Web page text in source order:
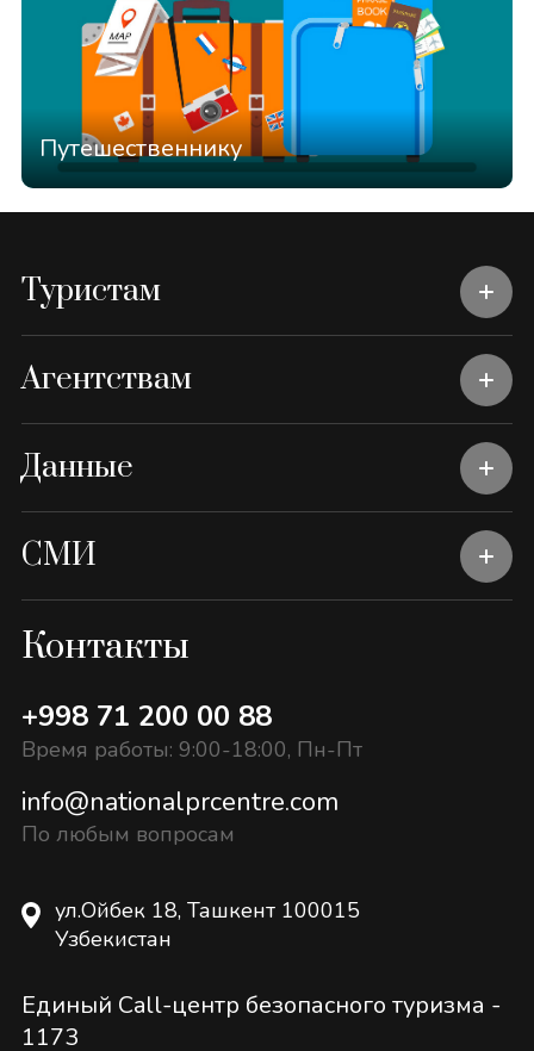
Путешественнику
Туристам
Агентствам
Данные
СМИ
Контакты
+998 71 200 00 88
Время работы: 9:00-18:00, Пн-Пт
info@nationalprcentre.com
По любым вопросам
ул.Ойбек 18, Ташкент 100015
Узбекистан
Единый Call-центр безопасного туризма -
1173